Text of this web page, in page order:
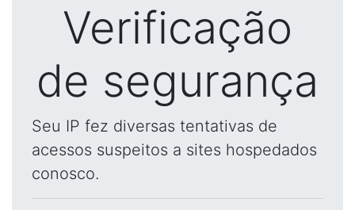
Verificação
de segurança
Seu IP fez diversas tentativas de
acessos suspeitos a sites hospedados
conosco.